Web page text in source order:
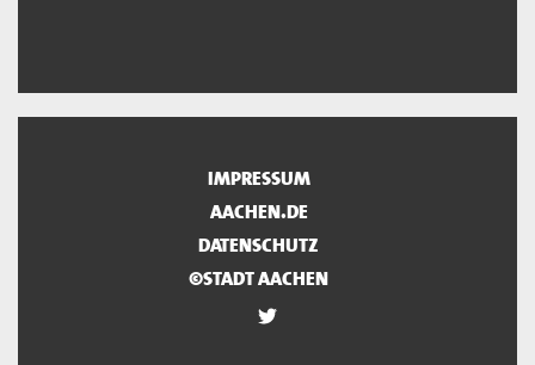
IMPRESSUM
AACHEN.DE
DATENSCHUTZ
©STADT AACHEN